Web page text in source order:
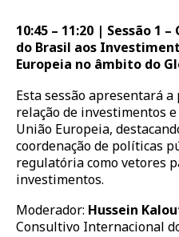
10:45 – 11:20 | Sessão 1
do Brasil aos
Europeia no âmbito do
Esta sessão apresentará
relação de investimentos
União Europeia,
coordenação de políticas
regulatória como vetores
investimentos.
Moderador: Hussein
Consultivo Internacional